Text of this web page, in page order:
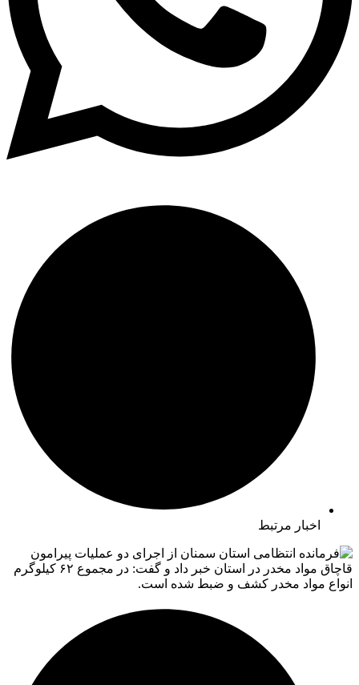
اخبار مرتبط